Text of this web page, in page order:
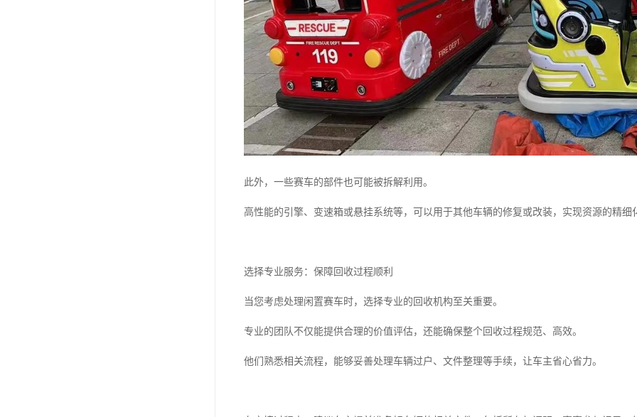
此外，一些赛车的部件也可能被拆解利用。
高性能的引擎、变速箱或悬挂系统等，可以用于其他车辆的修复或改装，实现资源的精细
选择专业服务：保障回收过程顺利
当您考虑处理闲置赛车时，选择专业的回收机构至关重要。
专业的团队不仅能提供合理的价值评估，还能确保整个回收过程规范、高效。
他们熟悉相关流程，能够妥善处理车辆过户、文件整理等手续，让车主省心省力。